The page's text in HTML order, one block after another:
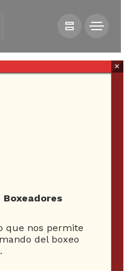
Cruzat
Boxeadores
que nos permite
del boxeo
×